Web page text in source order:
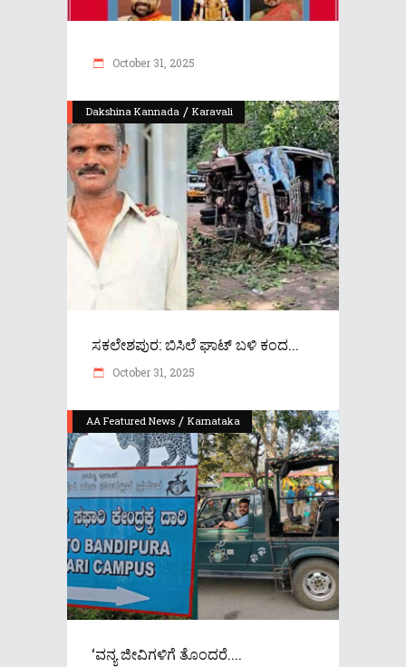
October 31, 2025
Dakshina Kannada / Karavali
ಸಕಲೇಶಪುರ: ಬಿಸಿಲೆ ಘಾಟ್ ಬಳಿ ಕಂದ...
October 31, 2025
AA Featured News / Karnataka
‘ವನ್ಯ ಜೀವಿಗಳಿಗೆ ತೊಂದರೆ....